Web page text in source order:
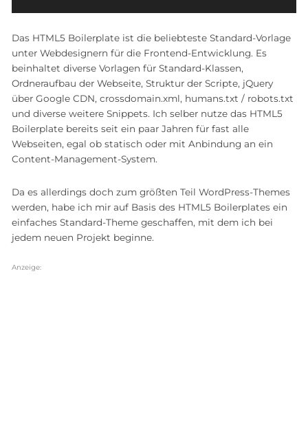
Das HTML5 Boilerplate ist die beliebteste Standard-Vorlage
unter Webdesignern für die Frontend-Entwicklung. Es
beinhaltet diverse Vorlagen für Standard-Klassen,
Ordneraufbau der Webseite, Struktur der Scripte, jQuery
über Google CDN, crossdomain.xml, humans.txt / robots.txt
und diverse weitere Snippets. Ich selber nutze das HTML5
Boilerplate bereits seit ein paar Jahren für fast alle
Webseiten, egal ob statisch oder mit Anbindung an ein
Content-Management-System.
Da es allerdings doch zum größten Teil WordPress-Themes
werden, habe ich mir auf Basis des HTML5 Boilerplates ein
einfaches Standard-Theme geschaffen, mit dem ich bei
jedem neuen Projekt beginne.
Anzeige: